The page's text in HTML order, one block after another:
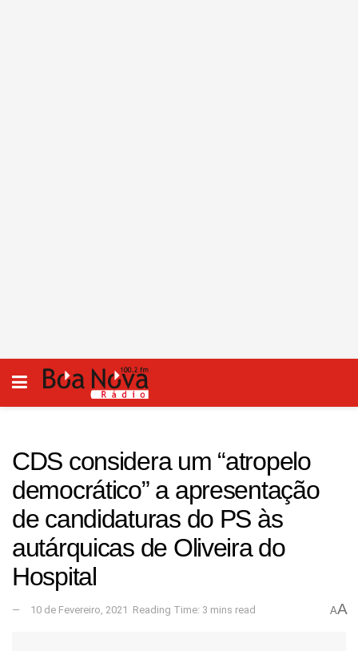
CDS considera um “atropelo
democrático” a apresentação
de candidaturas do PS às
autárquicas de Oliveira do
Hospital
10 de Fevereiro, 2021 Reading Time: 3 mins read AA